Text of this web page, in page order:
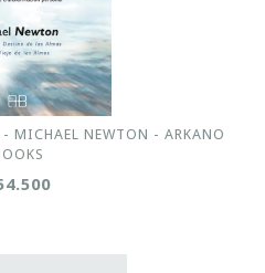
MICHAEL NEWTON - ARKANO